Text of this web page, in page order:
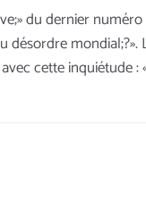
du dernier
mondial;?».
cette inquiétude